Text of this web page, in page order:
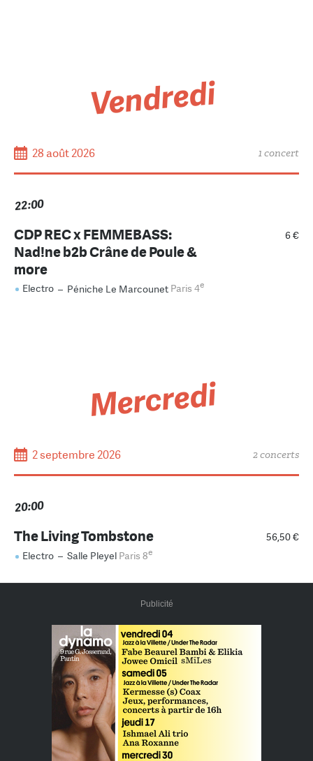
Vendredi
28 août 2026 1 concert
22:00
6 €
CDP REC x FEMMEBASS:
Nad!ne b2b Crâne de Poule &
more
Electro – Péniche Le Marcounet Paris 4e
Mercredi
2 septembre 2026 2 concerts
20:00
56,50 €
The Living Tombstone
Electro – Salle Pleyel Paris 8e
Publicité